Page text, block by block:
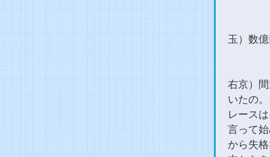
玉）数
右京）
いたの
レース
言って
から失